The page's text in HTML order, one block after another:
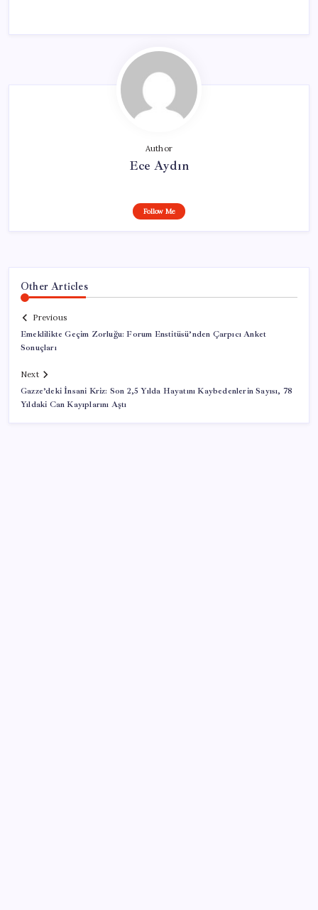
Author
Ece Aydın
Follow Me
Other Articles
Previous
Emeklilikte Geçim Zorluğu: Forum Enstitüsü’nden Çarpıcı Anket
Sonuçları
Next
Gazze’deki İnsani Kriz: Son 2,5 Yılda Hayatını Kaybedenlerin Sayısı, 78
Yıldaki Can Kayıplarını Aştı